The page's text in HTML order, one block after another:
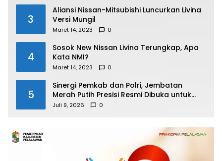
3
Aliansi Nissan-Mitsubishi Luncurkan Livina
Versi Mungil
Maret 14, 2023 0
4
Sosok New Nissan Livina Terungkap, Apa
Kata NMI?
Maret 14, 2023 0
5
Sinergi Pemkab dan Polri, Jembatan
Merah Putih Presisi Resmi Dibuka untuk
Masyarakat Desa Rangsang
Juli 9, 2026 0